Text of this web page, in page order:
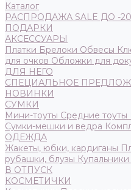
Каталог
РАСПРОДАЖА SALE ДО -
ПОДАРКИ
АКСЕССУАРЫ
Платки Брелоки Обвесы
для очков Обложки для
ДЛЯ НЕГО
СПЕЦИАЛЬНОЕ
НОВИНКИ
СУМКИ
Мини-тоуты Средние тоуты
Сумки-мешки и ведра
ОДЕЖДА
Жакеты, юбки, кардиганы
рубашки, блузы Купальники
В ОТПУСК
КОСМЕТИЧКИ